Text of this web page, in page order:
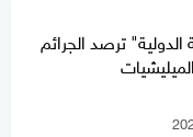
الدولية" ترصد الجرائم